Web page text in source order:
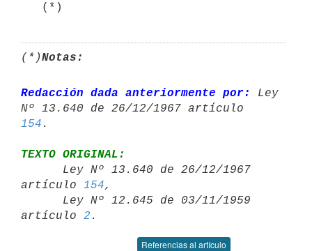
   (*)
(*)Notas:
Redacción dada anteriormente por:
Ley
Nº 13.640 de 26/12/1967 artículo
154
TEXTO ORIGINAL:
artículo 154,
artículo 2
Referencias al artículo